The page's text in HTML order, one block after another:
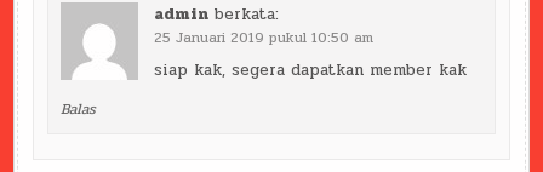
admin berkata:
25 Januari 2019 pukul 10:50 am
siap kak, segera dapatkan member kak
Balas